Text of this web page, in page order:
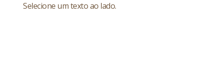
Selecione um texto ao lado.